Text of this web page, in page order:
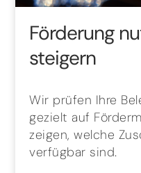
Förderung
steigern
Wir prüfen Ihre
gezielt auf
zeigen, welche
verfügbar sind.